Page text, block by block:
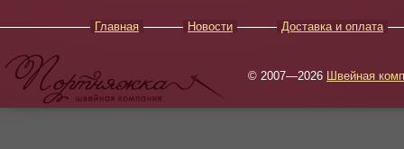
Главная Новости Доставка и оплата
© 2007—2026 Швейная